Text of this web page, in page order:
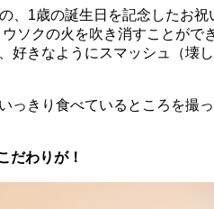
、1歳の誕生日を記念したお祝
ウソクの火を吹き消すことがで
好きなようにスマッシュ（壊
っきり食べているところを撮っ
だわりが！